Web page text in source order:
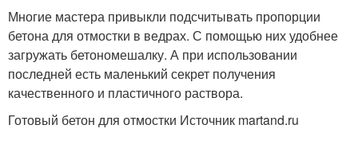
Многие мастера привыкли подсчитывать пропорции
бетона для отмостки в ведрах. С помощью них удобнее
загружать бетономешалку. А при использовании
последней есть маленький секрет получения
качественного и пластичного раствора.
Готовый бетон для отмостки Источник martand.ru